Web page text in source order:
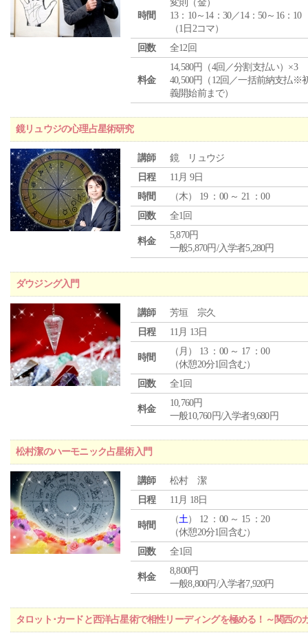
時間
変則（金）
13：10～14：30／14：50～16：10
（1日2コマ）
回数
全12回
料金
14,580円（4回／分割支払い）×3
40,500円（12回／一括前納支払※
義開始前まで）
鏡リュウジの心理占星術研究
講師
鏡 リュウジ
日程
11月 9日
時間
（木） 19 ：00 ～ 21 ：00
回数
全1回
料金
5,870円
一般5,870円/入学者5,280円
ダウジング入門
講師
芳垣 宗久
日程
11月 13日
時間
（ 月 ） 13 ：00 ～ 17 ：00
（休憩20分1回含む）
回数
全1回
料金
10,760円
一般10,760円/入学者9,680円
松村潔のハーモニック占星術入門
講師
松村 潔
日程
11月 18日
時間
（土） 12 ：00 ～ 15 ：20
（休憩20分1回含む）
回数
全1回
料金
8,800円
一般8,800円/入学者7,920円
タロット･カードと西洋占星術で相性リーディングを極める！～関西の